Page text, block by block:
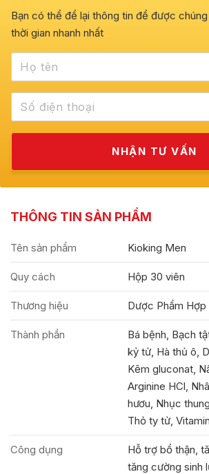
Bạn có thể để lại thông tin để được
thời gian nhanh nhất
THÔNG TIN SẢN PHẨM
Tên sản phẩm Kioking Men
Quy cách Hộp 30 viên
Thương hiệu Dược Phẩm Hợp
Thành phần
Bá bệnh, Bạch
kỷ tử, Hà thủ ô,
Kẽm gluconat,
Arginine HCl,
hươu, Nhục
Thỏ ty tử,
Công dụng
Hỗ trợ bổ thận,
tăng cường sinh